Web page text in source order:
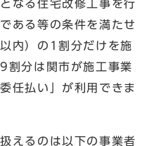
なる住宅改修工事を行
ある等の条件を満たせ
内）の1割分だけを施
割分は関市が施工事業
任払い」が利用できま
えるのは以下の事業者